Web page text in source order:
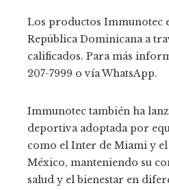
Los productos Immunotec
República Dominicana a
calificados. Para más
207-7999 o vía WhatsApp.
Immunotec también ha
deportiva adoptada por
como el Inter de Miami y
México, manteniendo su
salud y el bienestar en